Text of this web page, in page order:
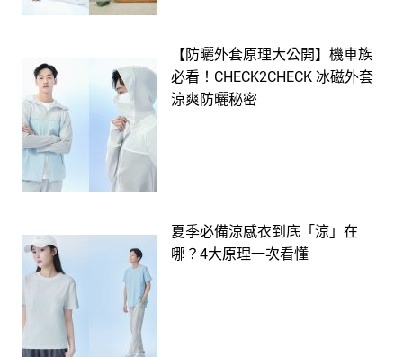
【防曬外套原理大公開】機車族
必看！CHECK2CHECK 冰磁外套
涼爽防曬秘密
夏季必備涼感衣到底「涼」在
哪？4大原理一次看懂